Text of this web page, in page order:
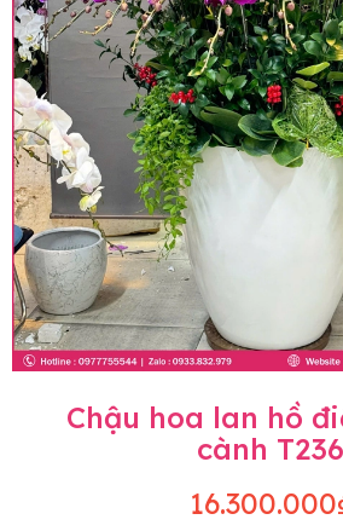
Chậu hoa lan hồ
cành T236